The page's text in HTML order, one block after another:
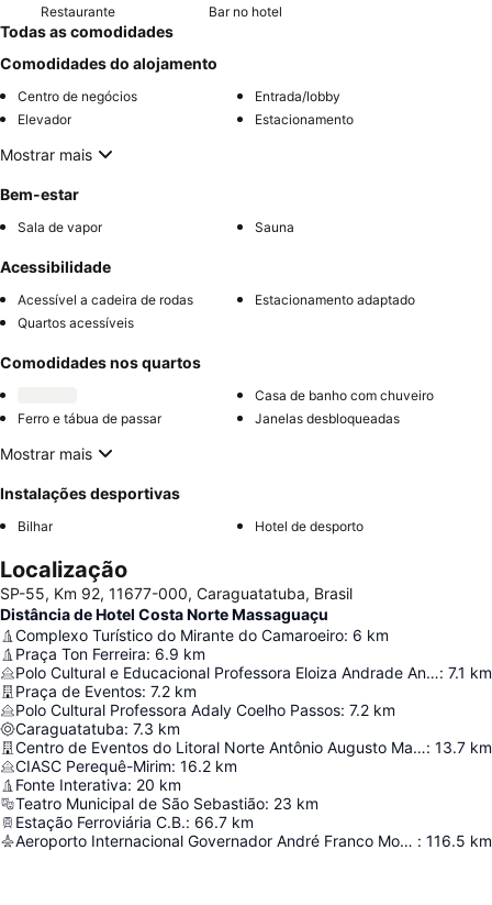
Restaurante Bar no hotel
Todas as comodidades
Comodidades do alojamento
Centro de negócios
Entrada/lobby
Elevador
Estacionamento
Mostrar mais
Bem-estar
Sala de vapor Sauna
Acessibilidade
Acessível a cadeira de rodas
Estacionamento adaptado
Quartos acessíveis
Comodidades nos quartos
Casa de banho com chuveiro
Ferro e tábua de passar
Janelas desbloqueadas
Mostrar mais
Instalações desportivas
Bilhar Hotel de desporto
Localização
SP-55, Km 92, 11677-000, Caraguatatuba, Brasil
Distância de Hotel Costa Norte Massaguaçu
Complexo Turístico do Mirante do Camaroeiro: 6 km
Praça Ton Ferreira: 6.9 km
Polo Cultural e Educacional Professora Eloiza Andrade Antunes: 7.1 km
Praça de Eventos: 7.2 km
Polo Cultural Professora Adaly Coelho Passos: 7.2 km
Caraguatatuba: 7.3 km
Centro de Eventos do Litoral Norte Antônio Augusto Matheus: 13.7 km
CIASC Perequê-Mirim: 16.2 km
Fonte Interativa: 20 km
Teatro Municipal de São Sebastião: 23 km
Estação Ferroviária C.B.: 66.7 km
Aeroporto Internacional Governador André Franco Montoro : 116.5 km